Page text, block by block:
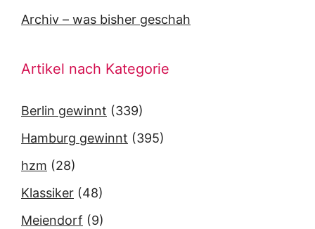
Archiv – was bisher geschah
Artikel nach Kategorie
Berlin gewinnt (339)
Hamburg gewinnt (395)
hzm (28)
Klassiker (48)
Meiendorf (9)